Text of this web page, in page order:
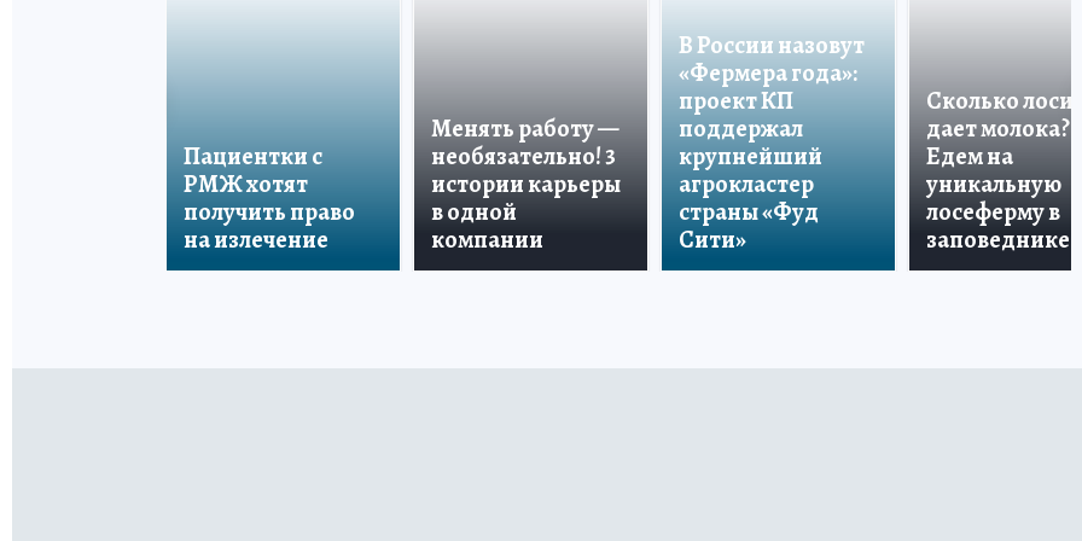
Пациентки с
РМЖ хотят
получить право
на излечение
Менять работу —
необязательно! 3
истории карьеры
в одной
компании
В России назовут
«Фермера года»:
проект КП
поддержал
крупнейший
агрокластер
страны «Фуд
Сити»
Сколько лосиха
дает молока?
Едем на
уникальную
лосеферму в
заповеднике!